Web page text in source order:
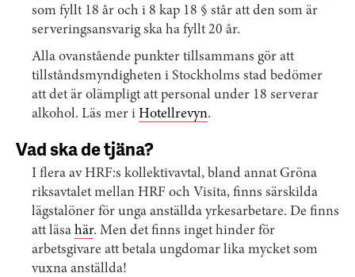
som fyllt 18 år och i 8 kap 18 § står att den som är
serveringsansvarig ska ha fyllt 20 år.
Alla ovanstående punkter tillsammans gör att
tillståndsmyndigheten i Stockholms stad bedömer
att det är olämpligt att personal under 18 serverar
alkohol. Läs mer i Hotellrevyn.
Vad ska de tjäna?
I flera av HRF:s kollektivavtal, bland annat Gröna
riksavtalet mellan HRF och Visita, finns särskilda
lägstalöner för unga anställda yrkesarbetare. De finns
att läsa här. Men det finns inget hinder för
arbetsgivare att betala ungdomar lika mycket som
vuxna anställda!